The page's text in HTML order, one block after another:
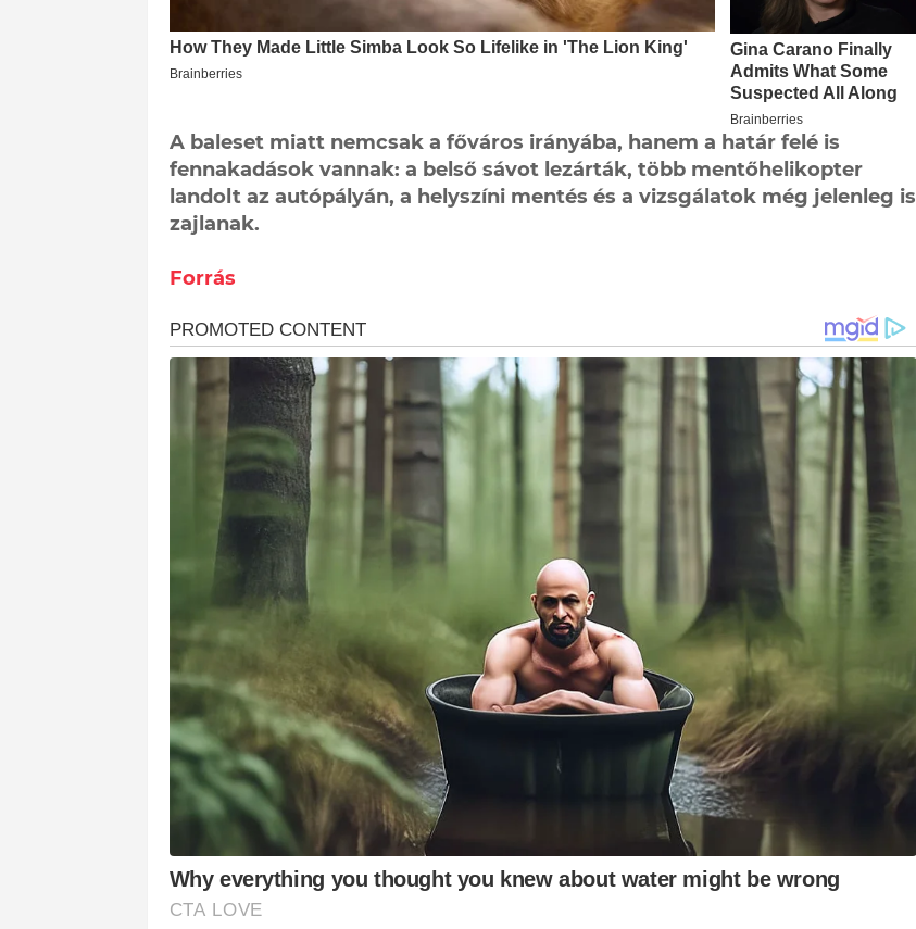
A baleset miatt nemcsak a főváros irányába, hanem a határ felé is
fennakadások vannak: a belső sávot lezárták, több mentőhelikopter
landolt az autópályán, a helyszíni mentés és a vizsgálatok még jelenleg is
zajlanak.
Forrás